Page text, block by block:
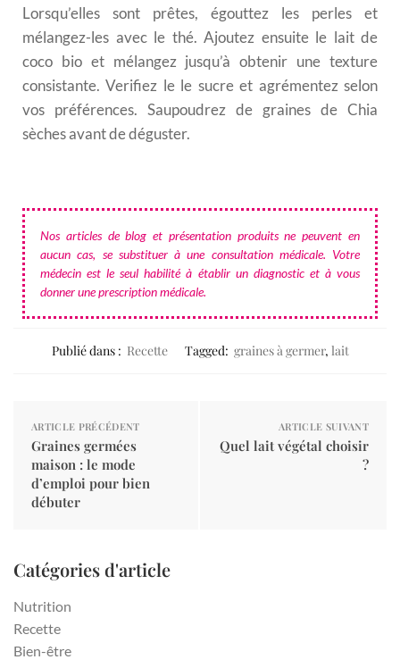
Lorsqu’elles sont prêtes, égouttez les perles et
mélangez-les avec le thé. Ajoutez ensuite le lait de
coco bio et mélangez jusqu’à obtenir une texture
consistante. Verifiez le le sucre et agrémentez selon
vos préférences. Saupoudrez de graines de Chia
sèches avant de déguster.
Nos articles de blog et présentation produits ne peuvent en
aucun cas, se substituer à une consultation médicale. Votre
médecin est le seul habilité à établir un diagnostic et à vous
donner une prescription médicale.
Publié dans : Recette Tagged: graines à germer, lait
ARTICLE PRÉCÉDENT
Graines germées
maison : le mode
d’emploi pour bien
débuter
ARTICLE SUIVANT
Quel lait végétal choisir
?
Catégories d'article
Nutrition
Recette
Bien-être